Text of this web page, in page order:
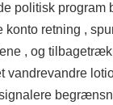
politisk program
konto retning ,
, og
vandrevandre